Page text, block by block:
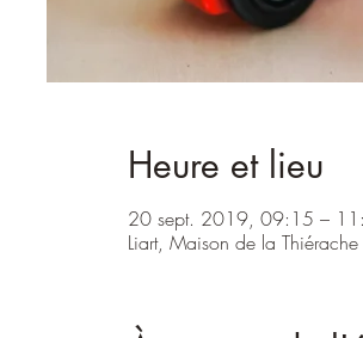
Heure et lieu
20 sept. 2019, 09:15 –
Liart, Maison de la Thiérache